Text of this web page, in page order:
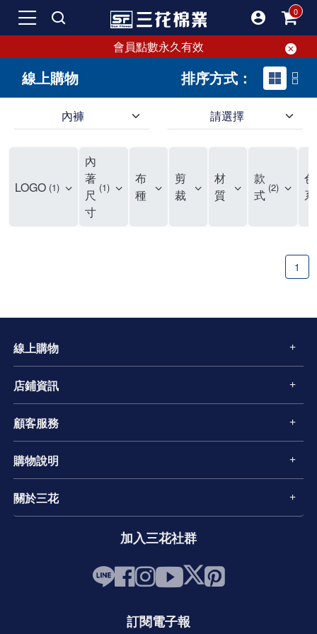
會員點數永久有效
線上購物 排序方式：
內褲 請選擇
LOGO 1
內
著
尺
寸
1
布
種
剪
裁
材
質
款
式 2
色
系
1
線上購物
店鋪資訊
顧客服務
購物說明
關於三花
加入三花社群
訂閱電子報